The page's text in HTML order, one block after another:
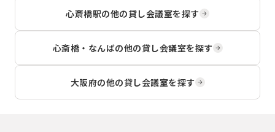
心斎橋駅の他の貸し会議室を探す
心斎橋・なんばの他の貸し会議室を探す
大阪府の他の貸し会議室を探す